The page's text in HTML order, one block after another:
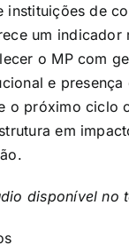
instituições de
um indicador
o MP com
e presença
o próximo ciclo
em
disponível no